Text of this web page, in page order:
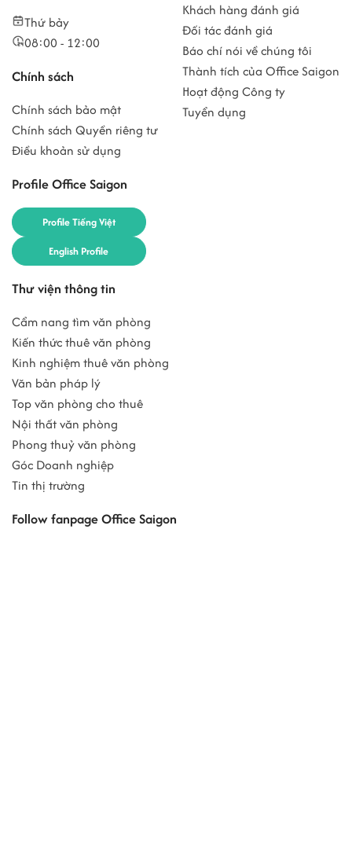
Thứ bảy
08:00 - 12:00
Chính sách
Chính sách bảo mật
Chính sách Quyền riêng tư
Điều khoản sử dụng
Profile Office Saigon
Profile Tiếng Việt
English Profile
Khách hàng đánh giá
Đối tác đánh giá
Báo chí nói về chúng tôi
Thành tích của Office Saigon
Hoạt động Công ty
Tuyển dụng
Thư viện thông tin
Cẩm nang tìm văn phòng
Kiến thức thuê văn phòng
Kinh nghiệm thuê văn phòng
Văn bản pháp lý
Top văn phòng cho thuê
Nội thất văn phòng
Phong thuỷ văn phòng
Góc Doanh nghiệp
Tin thị trường
Follow fanpage Office Saigon